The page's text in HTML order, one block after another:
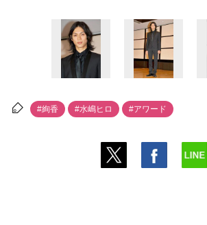
#絢香 #水嶋ヒロ #アワード